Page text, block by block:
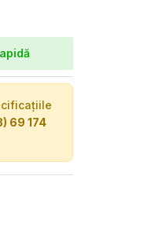
69 174